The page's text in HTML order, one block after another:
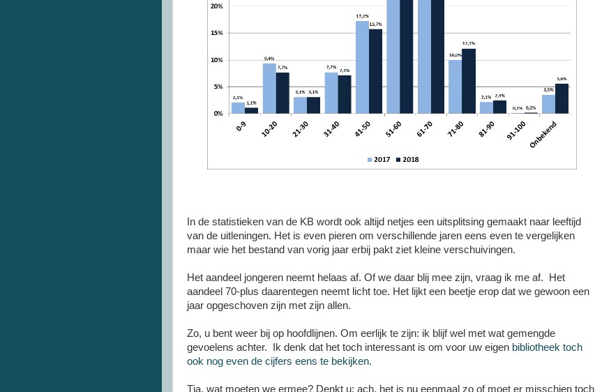
In de statistieken van de KB wordt ook altijd netjes een uitsplitsing gemaakt naar leeftijd
van de uitleningen. Het is even pieren om verschillende jaren eens even te vergelijken
maar wie het bestand van vorig jaar erbij pakt ziet kleine verschuivingen.
Het aandeel jongeren neemt helaas af. Of we daar blij mee zijn, vraag ik me af. Het
aandeel 70-plus daarentegen neemt licht toe. Het lijkt een beetje erop dat we gewoon een
jaar opgeschoven zijn met zijn allen.
Zo, u bent weer bij op hoofdlijnen. Om eerlijk te zijn: ik blijf wel met wat gemengde
gevoelens achter. Ik denk dat het toch interessant is om voor uw eigen bibliotheek toch
ook nog even de cijfers eens te bekijken.
Tja, wat moeten we ermee? Denkt u: ach, het is nu eenmaal zo of moet er misschien toch